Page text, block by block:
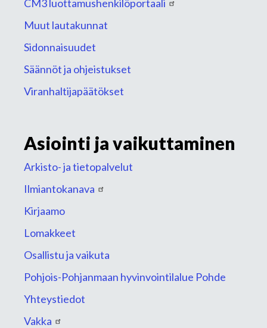
CM3 luottamushenkilöportaali
Muut lautakunnat
Sidonnaisuudet
Säännöt ja ohjeistukset
Viranhaltijapäätökset
Asiointi ja vaikuttaminen
Arkisto- ja tietopalvelut
Ilmiantokanava
Kirjaamo
Lomakkeet
Osallistu ja vaikuta
Pohjois-Pohjanmaan hyvinvointilalue Pohde
Yhteystiedot
Vakka